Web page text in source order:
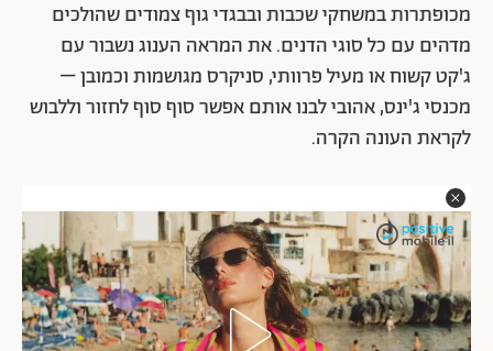
מכופתרות במשחקי שכבות ובבגדי גוף צמודים שהולכים
מדהים עם כל סוגי הדנים. את המראה הענוג נשבור עם
ג'קט קשוח או מעיל פרוותי, סניקרס מגושמות וכמובן –
מכנסי ג'ינס, אהובי לבנו אותם אפשר סוף סוף לחזור וללבוש
לקראת העונה הקרה.